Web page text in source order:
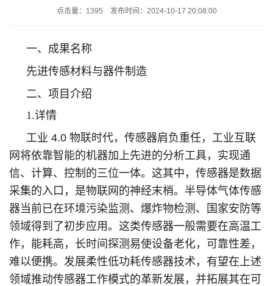
点击量：1395 发布时间：2024-10-17 20:08:00
一、成果名称
先进传感材料与器件制造
二、项目介绍
1.详情
工业 4.0 物联时代，传感器肩负重任，工业互联
网将依靠智能的机器加上先进的分析工具，实现通
信、计算、控制的三位一体。这其中，传感器是数据
采集的入口，是物联网的神经末梢。半导体气体传感
器当前已在环境污染监测、爆炸物检测、国家安防等
领域得到了初步应用。这类传感器一般需要在高温工
作，能耗高，长时间探测易使设备老化，可靠性差，
难以便携。发展柔性低功耗传感器技术，有望在上述
领域推动传感器工作模式的革新发展，并拓展其在可